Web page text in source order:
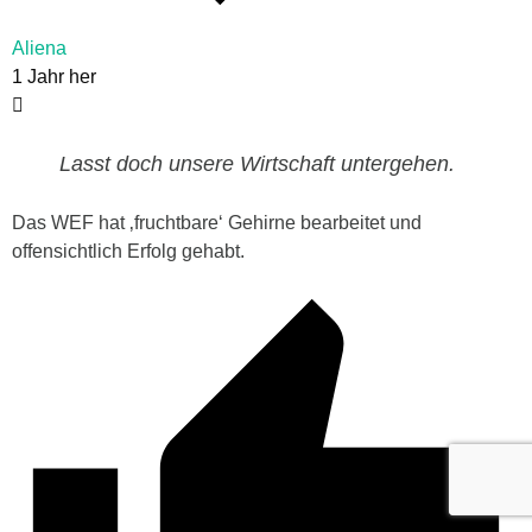
Aliena
1 Jahr her
Lasst doch unsere Wirtschaft untergehen.
Das WEF hat ‚fruchtbare‘ Gehirne bearbeitet und
offensichtlich Erfolg gehabt.